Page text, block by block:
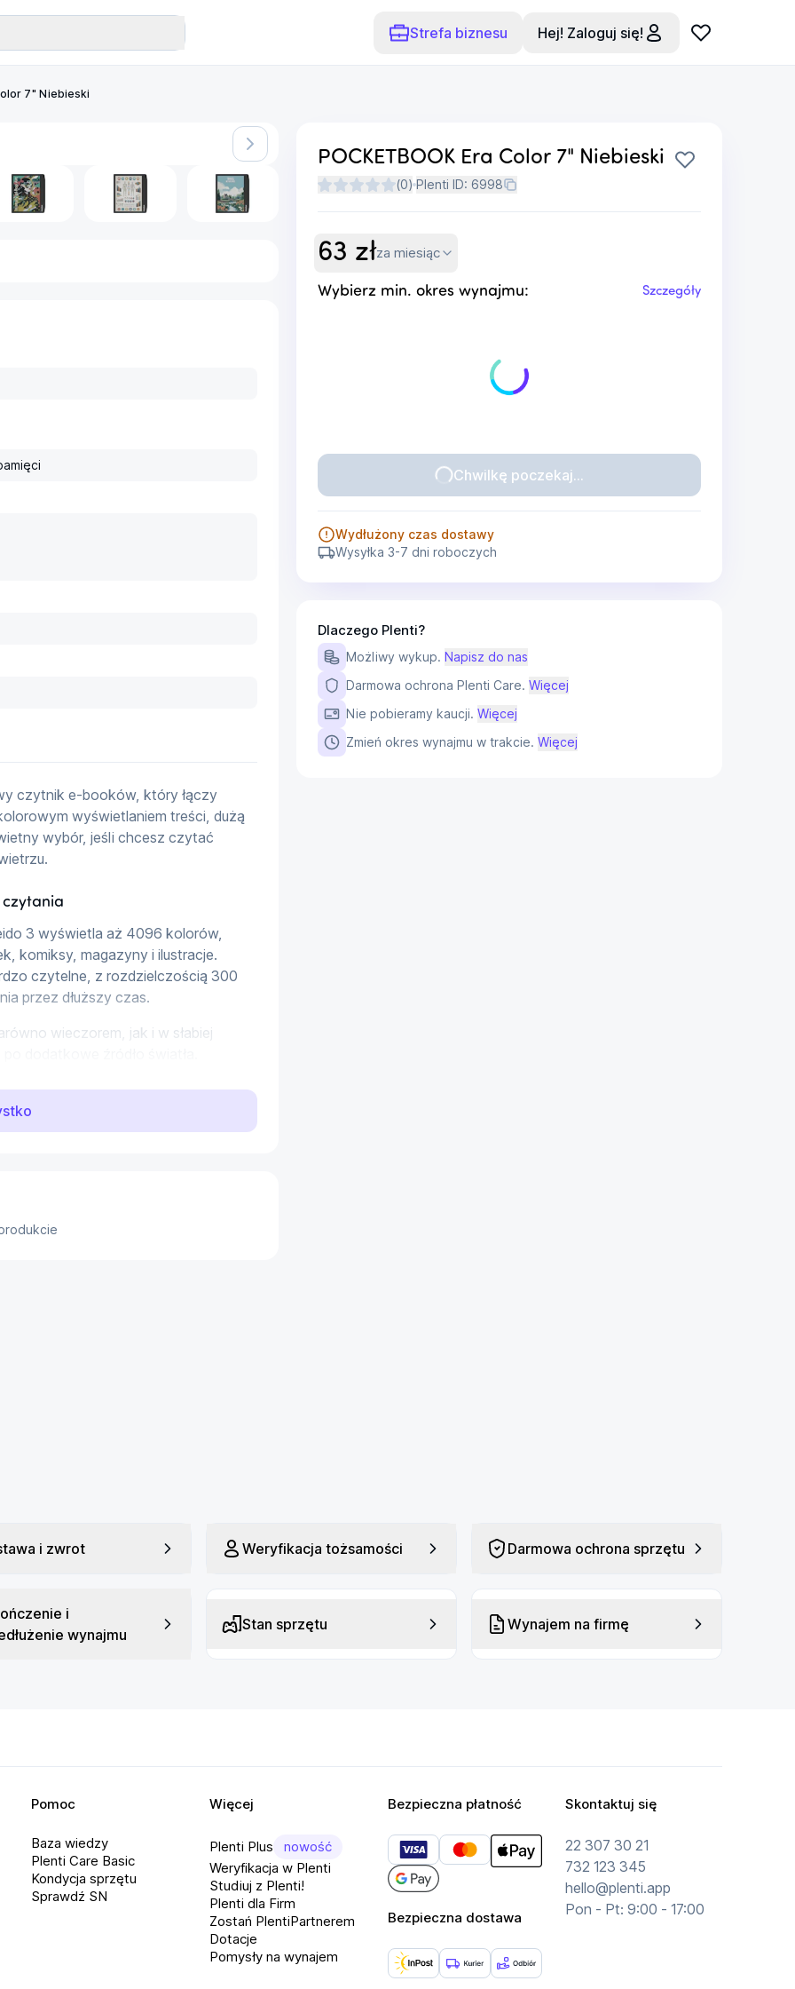
Strefa biznesu Hej! Zaloguj się!
7" Niebieski
POCKETBOOK Era Color 7" Niebieski
(0) Plenti ID: 6998
63 złza miesiąc
Wybierz min. okres wynajmu: Szczegóły
Chwilkę poczekaj...
Wydłużony czas dostawy
Wysyłka 3-7 dni roboczych
Dlaczego Plenti?
Możliwy wykup. Napisz do nas
Darmowa ochrona Plenti Care. Więcej
Nie pobieramy kaucji. Więcej
Zmień okres wynajmu w trakcie. Więcej
czytnik e-booków, który łączy
wyświetlaniem treści, dużą
wybór, jeśli chcesz czytać
3 wyświetla aż 4096 kolorów,
komiksy, magazyny i ilustracje.
czytelne, z rozdzielczością 300
przez dłuższy czas.
wieczorem, jak i w słabiej
Quad Core 1,8 GHz, który
a producent deklaruje nawet
formatów plików, w tym PDF,
treści i daje większą swobodę
i zwrot Weryfikacja tożsamości Darmowa ochrona sprzętu
i
wynajmu
Stan sprzętu Wynajem na firmę
Pomoc
Baza wiedzy
Plenti Care Basic
Kondycja sprzętu
Sprawdź SN
Więcej
Plenti Plus
nowość
Weryfikacja w Plenti
Studiuj z Plenti!
Plenti dla Firm
Zostań PlentiPartnerem
Dotacje
Pomysły na wynajem
Bezpieczna płatność
Bezpieczna dostawa
Skontaktuj się
22 307 30 21
732 123 345
hello@plenti.app
Pon - Pt: 9:00 - 17:00